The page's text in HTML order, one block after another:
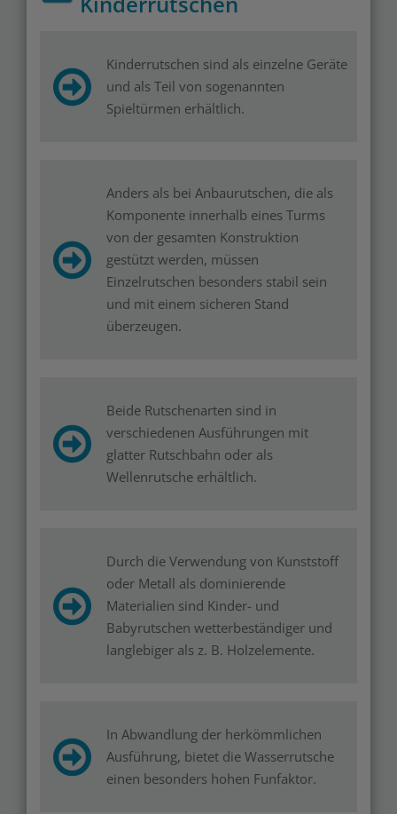
Kinderrutschen sind als einzelne Geräte
und als Teil von sogenannten
Spieltürmen erhältlich.
Anders als bei Anbaurutschen, die als
Komponente innerhalb eines Turms
von der gesamten Konstruktion
gestützt werden, müssen
Einzelrutschen besonders stabil sein
und mit einem sicheren Stand
überzeugen.
Beide Rutschenarten sind in
verschiedenen Ausführungen mit
glatter Rutschbahn oder als
Wellenrutsche erhältlich.
Durch die Verwendung von Kunststoff
oder Metall als dominierende
Materialien sind Kinder- und
Babyrutschen wetterbeständiger und
langlebiger als z. B. Holzelemente.
In Abwandlung der herkömmlichen
Ausführung, bietet die Wasserrutsche
einen besonders hohen Funfaktor.